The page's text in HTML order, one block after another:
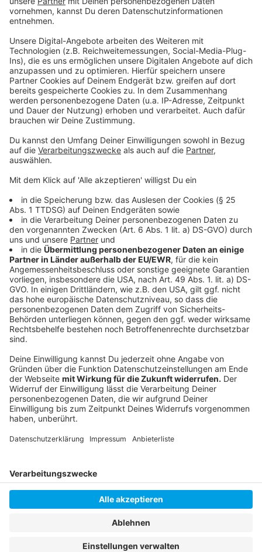
von der gesenkten Mehrwertsteuer in der
Gastronomie profitieren. Über die Forderungen wird
Arbeitgeberverband DEHOGA gesprochen.
Anzeige
Weitere Infos und Links zum Thema:
Spielplan der WM 2026
WM Generalprobe
Heim-WM 2038 oder 2042? Das plant der DFB
Anzeige
Folge uns für mehr News & Updates:
Anzeige
Anzeige